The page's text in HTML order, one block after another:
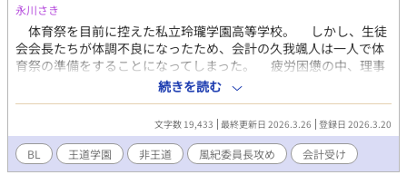
永川さき
体育祭を目前に控えた私立玲瓏学園高等学校。 しかし、生徒
会会長たちが体調不良になったため、会計の久我颯人は一人で体
育祭の準備をすることになってしまった。 疲労困憊の中、理事
長の指示で応援に駆けつけてきてくれたのは、颯人が密かに想い
を寄せている風紀委員長の鷹司千里だった。 2025年10月12日
に開催されたJ.GARDEN 58に発行された猫宮乾様主催の「（非）
王道学園ですが、何か？」に参加させていただいたものです。
他サイトにも掲載しています。
続きを読む
文字数 19,433 最終更新日 2026.3.26 登録日 2026.3.20
BL 王道学園 非王道 風紀委員長攻め 会計受け